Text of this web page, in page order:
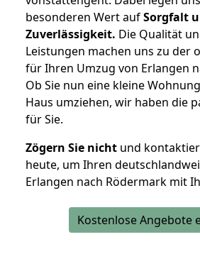
besonderen Wert aufSorgfalt
Zuverlässigkeit. Die Qualität
Leistungen machen uns zu der
für Ihren Umzug von Erlangen
Ob Sie nun eine kleine
Haus umziehen, wir haben die
für Sie.
Zögern Sie nicht und
heute, um Ihren
Erlangen nach Rödermark mit
Kostenlose Angebote